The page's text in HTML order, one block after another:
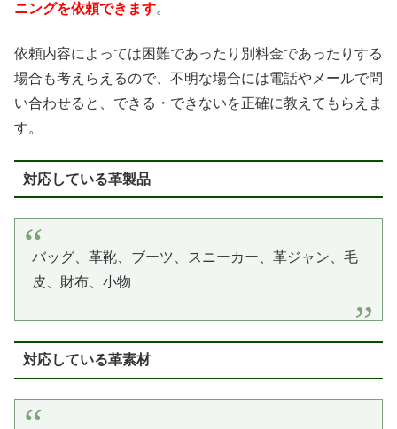
ニングを依頼できます。
依頼内容によっては困難であったり別料金であったりする
場合も考えらえるので、不明な場合には電話やメールで問
い合わせると、できる・できないを正確に教えてもらえま
す。
対応している革製品
バッグ、革靴、ブーツ、スニーカー、革ジャン、毛
皮、財布、小物
対応している革素材